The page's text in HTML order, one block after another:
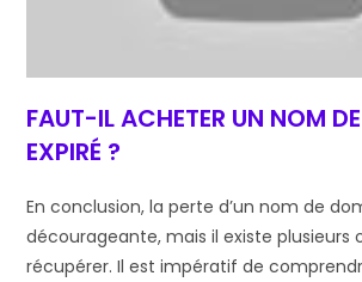
FAUT-IL ACHETER UN NOM
EXPIRÉ ?
En conclusion, la perte d’un nom de
décourageante, mais il existe plusieurs
récupérer. Il est impératif de